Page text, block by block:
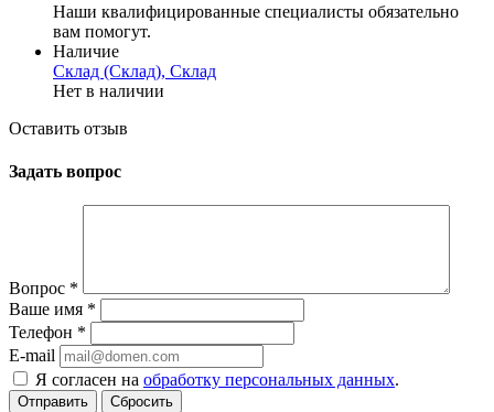
Наши квалифицированные специалисты обязательно
вам помогут.
Наличие
Склад (Склад), Склад
Нет в наличии
Оставить отзыв
Задать вопрос
Вопрос *
Ваше имя *
Телефон *
E-mail
Я согласен на обработку персональных данных.
Сбросить